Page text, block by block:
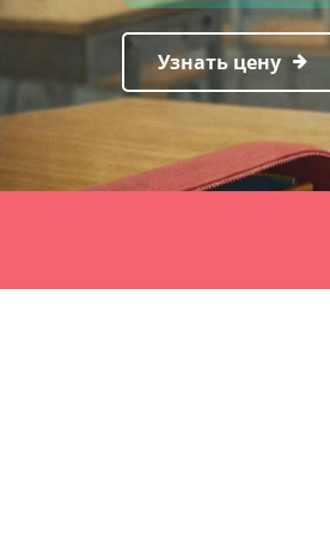
Узнать цену